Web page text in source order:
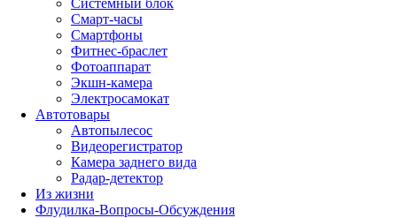
Системный блок
Смарт-часы
Смартфоны
Фитнес-браслет
Фотоаппарат
Экшн-камера
Электросамокат
Автотовары
Автопылесос
Видеорегистратор
Камера заднего вида
Радар-детектор
Из жизни
Флудилка-Вопросы-Обсуждения